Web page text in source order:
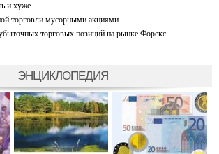
и хуже…
торговли мусорными акциями
торговых позиций на рынке Форекс
ЭНЦИКЛОПЕДИЯ